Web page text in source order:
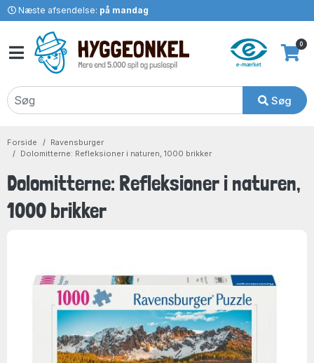
Næste afsendelse: på mandag
Søg
0
Forside
Ravensburger
Dolomitterne: Refleksioner i naturen, 1000 brikker
Dolomitterne: Refleksioner i naturen,
1000 brikker